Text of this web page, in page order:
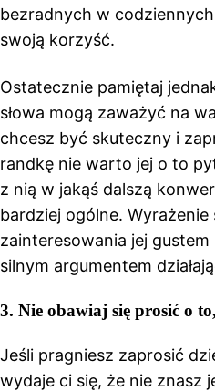
bezradnych w
swoją korzyść.
Ostatecznie pamiętaj
słowa mogą zaważyć na
chcesz być skuteczny i
randkę nie warto jej o to
z nią w jakąś dalszą
bardziej ogólne. Wyrażenie
zainteresowania jej
silnym argumentem
3. Nie obawiaj się prosić o
Jeśli pragniesz zaprosić
wydaje ci się, że nie znasz